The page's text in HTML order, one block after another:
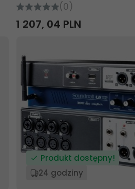
(0)
1 207, 04 PLN
Produkt dostępny!
24 godziny